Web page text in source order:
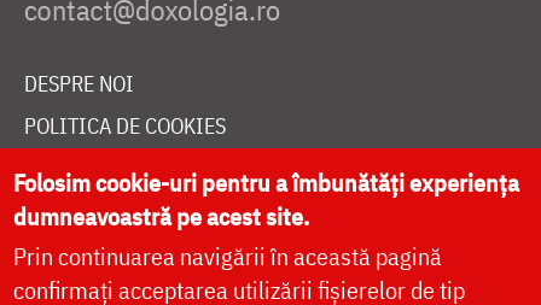
DESPRE NOI
POLITICA DE COOKIES
DONEAZĂ ONLINE PENTRU CATEDRALA NAȚIONALĂ
LIVE
Folosim cookie-uri pentru a îmbunătăți experiența
dumneavoastră pe acest site.
Prin continuarea navigării în această pagină
confirmați acceptarea utilizării fișierelor de tip